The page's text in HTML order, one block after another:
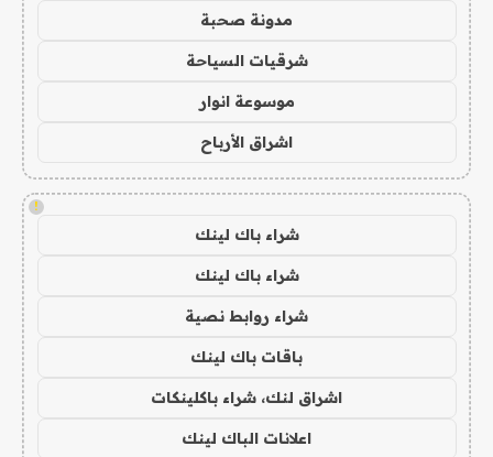
مدونة صحبة
شرقيات السياحة
موسوعة انوار
اشراق الأرباح
!
شراء باك لينك
شراء باك لينك
شراء روابط نصية
باقات باك لينك
اشراق لنك، شراء باكلينكات
اعلانات الباك لينك